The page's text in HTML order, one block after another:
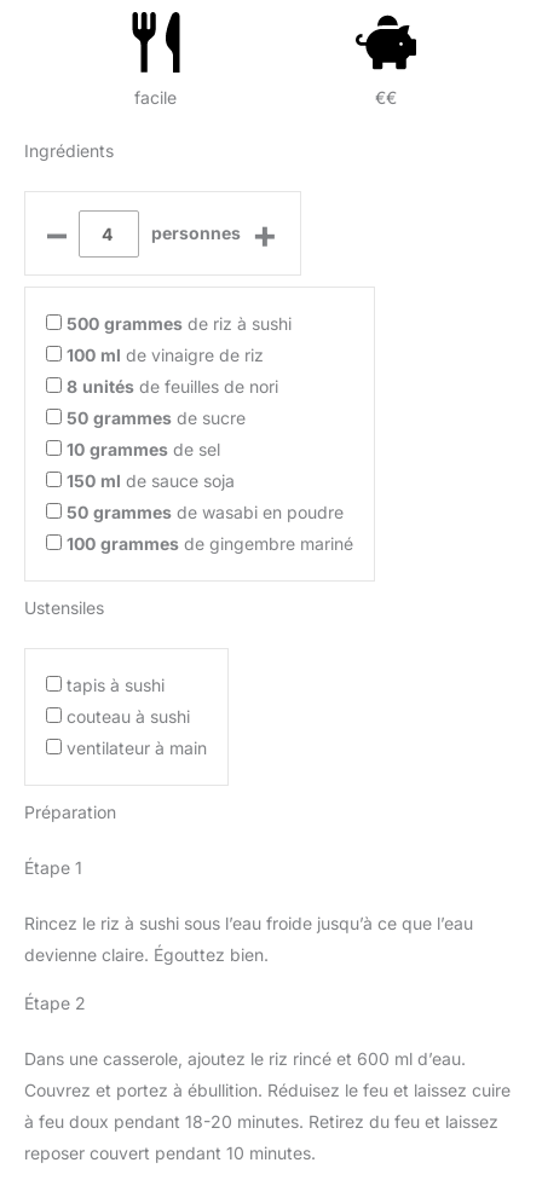
facile €€
Ingrédients
– personnes +
500 grammes de riz à sushi
100 ml de vinaigre de riz
8 unités de feuilles de nori
50 grammes de sucre
10 grammes de sel
150 ml de sauce soja
50 grammes de wasabi en poudre
100 grammes de gingembre mariné
Ustensiles
tapis à sushi
couteau à sushi
ventilateur à main
Préparation
Étape 1
Rincez le riz à sushi sous l’eau froide jusqu’à ce que l’eau
devienne claire. Égouttez bien.
Étape 2
Dans une casserole, ajoutez le riz rincé et 600 ml d’eau.
Couvrez et portez à ébullition. Réduisez le feu et laissez cuire
à feu doux pendant 18-20 minutes. Retirez du feu et laissez
reposer couvert pendant 10 minutes.